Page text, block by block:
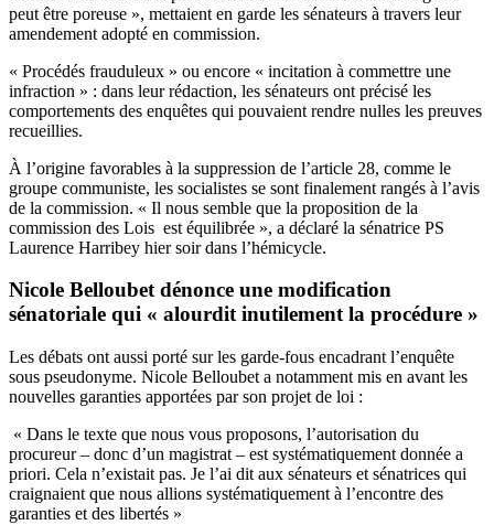
peut être poreuse », mettaient en garde les sénateurs à travers leur
amendement adopté en commission.
« Procédés frauduleux » ou encore « incitation à commettre une
infraction » : dans leur rédaction, les sénateurs ont précisé les
comportements des enquêtes qui pouvaient rendre nulles les preuves
recueillies.
À l’origine favorables à la suppression de l’article 28, comme le
groupe communiste, les socialistes se sont finalement rangés à l’avis
de la commission. « Il nous semble que la proposition de la
commission des Lois est équilibrée », a déclaré la sénatrice PS
Laurence Harribey hier soir dans l’hémicycle.
Nicole Belloubet dénonce une modification
sénatoriale qui « alourdit inutilement la procédure »
Les débats ont aussi porté sur les garde-fous encadrant l’enquête
sous pseudonyme. Nicole Belloubet a notamment mis en avant les
nouvelles garanties apportées par son projet de loi :
« Dans le texte que nous vous proposons, l’autorisation du
procureur – donc d’un magistrat – est systématiquement donnée a
priori. Cela n’existait pas. Je l’ai dit aux sénateurs et sénatrices qui
craignaient que nous allions systématiquement à l’encontre des
garanties et des libertés »